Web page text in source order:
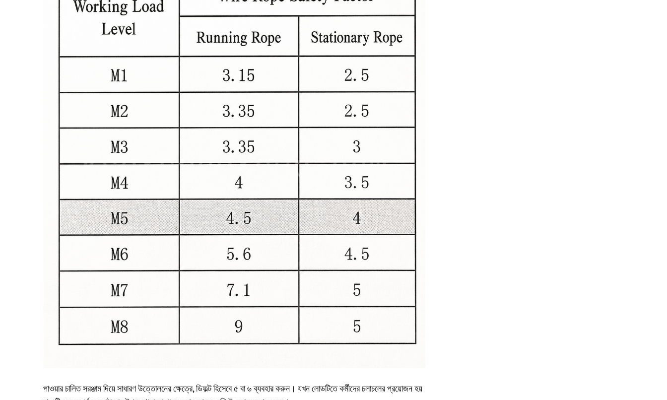
পাওয়ার চালিত সরঞ্জাম দিয়ে সাধারণ উত্তোলনের ক্ষেত্রে, ডিফল্ট হিসেবে ৫ বা ৬ ব্যবহার করুন। যখন লোডটিতে কর্মীদের চলাচলের প্রয়োজন হয়